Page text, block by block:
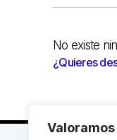
No existe
¿Quieres